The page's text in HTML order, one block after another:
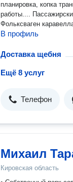
планировка, копка
работы.... Пассажирские перевозки (город, Межгород) на бусе -
Фольксваген
В профиль
Доставка щебня
Ещё 8 услуг
Телефон
Михаил
Кировская область